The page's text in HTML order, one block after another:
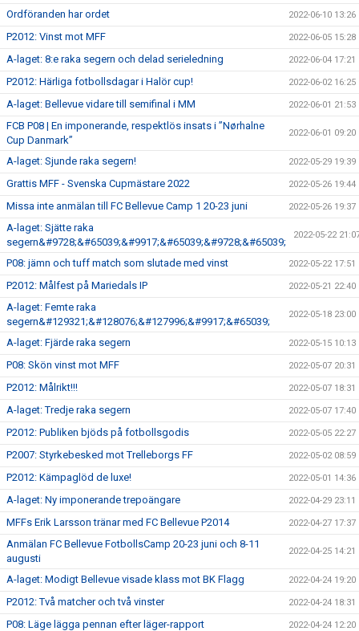
Ordföranden har ordet 2022-06-10 13:26
P2012: Vinst mot MFF 2022-06-05 15:28
A-laget: 8:e raka segern och delad serieledning 2022-06-04 17:21
P2012: Härliga fotbollsdagar i Halör cup! 2022-06-02 16:25
A-laget: Bellevue vidare till semifinal i MM 2022-06-01 21:53
FCB P08 | En imponerande, respektlös insats i ”Nørhalne
Cup Danmark”
2022-06-01 09:20
A-laget: Sjunde raka segern! 2022-05-29 19:39
Grattis MFF - Svenska Cupmästare 2022 2022-05-26 19:44
Missa inte anmälan till FC Bellevue Camp 1 20-23 juni 2022-05-26 19:37
A-laget: Sjätte raka
segern&#9728;&#65039;&#9917;&#65039;&#9728;&#65039;
2022-05-22
P08: jämn och tuff match som slutade med vinst 2022-05-22 17:51
P2012: Målfest på Mariedals IP 2022-05-21 22:40
A-laget: Femte raka
segern&#129321;&#128076;&#127996;&#9917;&#65039;
2022-05-18 23:00
A-laget: Fjärde raka segern 2022-05-15 10:13
P08: Skön vinst mot MFF 2022-05-07 20:31
P2012: Målrikt!!! 2022-05-07 18:31
A-laget: Tredje raka segern 2022-05-07 17:40
P2012: Publiken bjöds på fotbollsgodis 2022-05-05 22:27
P2007: Styrkebesked mot Trelleborgs FF 2022-05-02 08:59
P2012: Kämpaglöd de luxe! 2022-05-01 14:36
A-laget: Ny imponerande trepoängare 2022-04-29 23:11
MFFs Erik Larsson tränar med FC Bellevue P2014 2022-04-27 17:37
Anmälan FC Bellevue FotbollsCamp 20-23 juni och 8-11
augusti
2022-04-25 14:21
A-laget: Modigt Bellevue visade klass mot BK Flagg 2022-04-24 19:20
P2012: Två matcher och två vinster 2022-04-24 18:31
P08: Läge lägga pennan efter läger-rapport 2022-04-24 12:20